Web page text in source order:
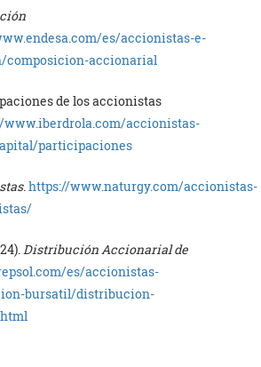
es/accionistas-e-
composicion-accionarial
de los accionistas
www.iberdrola.com/accionistas-
participaciones
.https://www.naturgy.com/accionistas-
Distribución Accionarial de
es/accionistas-
bursatil/distribucion-